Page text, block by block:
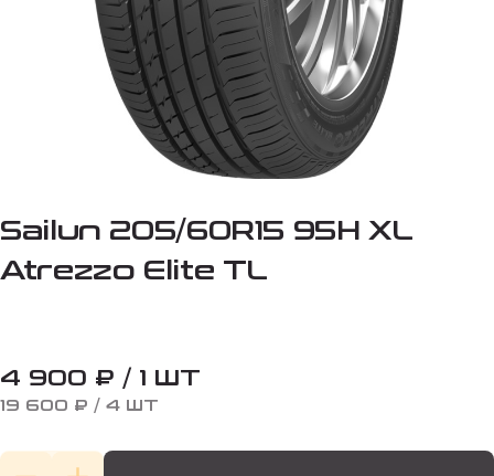
Sailun 205/60R15 95H XL
Atrezzo Elite TL
4 900 ₽ / 1 ШТ
19 600 ₽ / 4 ШТ